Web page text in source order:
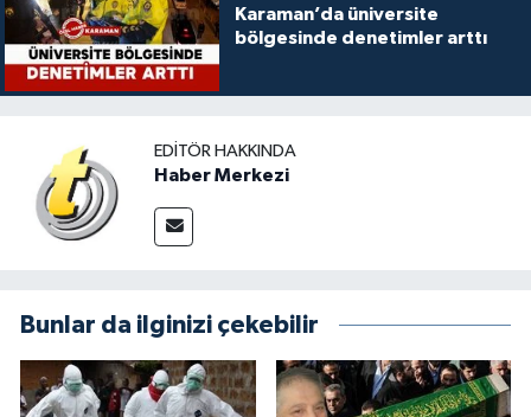
Karaman’da üniversite
bölgesinde denetimler arttı
EDITÖR HAKKINDA
Haber Merkezi
Bunlar da ilginizi çekebilir